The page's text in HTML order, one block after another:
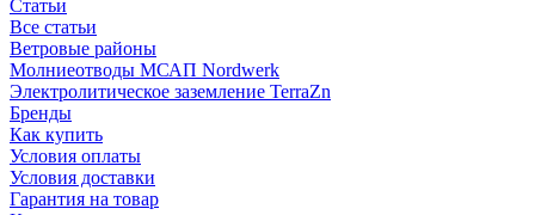
Статьи
Все статьи
Ветровые районы
Молниеотводы МСАП Nordwerk
Электролитическое заземление TerraZn
Бренды
Как купить
Условия оплаты
Условия доставки
Гарантия на товар